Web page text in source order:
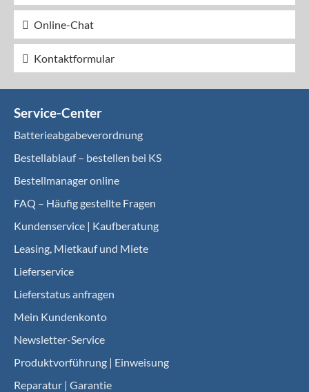
Online-Chat
Kontaktformular
Service-Center
Batterieabgabeverordnung
Bestellablauf – bestellen bei KS
Bestellmanager online
FAQ – Häufig gestellte Fragen
Kundenservice | Kaufberatung
Leasing, Mietkauf und Miete
Lieferservice
Lieferstatus anfragen
Mein Kundenkonto
Newsletter-Service
Produktvorführung | Einweisung
Reparatur | Garantie